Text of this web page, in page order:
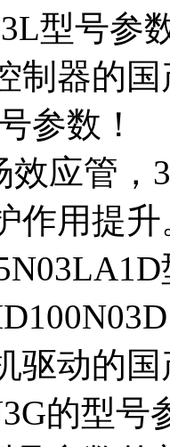
型号参
制器的
参数！
效应管
作用提升
驱动的
的型号